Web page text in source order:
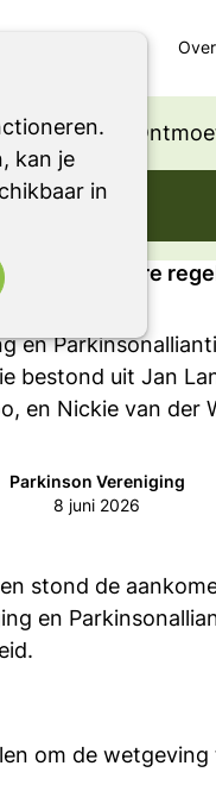
kan je
in
OF RBD
voor strengere
en
bestond uit Jan
en Nickie van der
Parkinson Vereniging
8 juni 2026
stond de
en
om de